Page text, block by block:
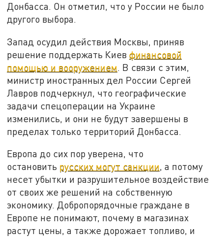
Донбасса. Он отметил, что у России не было
другого выбора.
Запад осудил действия Москвы, приняв
решение поддержать Киевфинансовой
помощью и вооружением. В связи с этим,
министр иностранных дел России Сергей
Лавров подчеркнул, что географические
задачи спецоперации на Украине
изменились, и они не будут завершены в
пределах только территорий Донбасса.
Европа до сих пор уверена, что
остановить русских могут санкции, а потому
несет убытки и разрушительное воздействие
от своих же решений на собственную
экономику. Добропорядочные граждане в
Европе не понимают, почему в магазинах
растут цены, а также дорожает топливо, и